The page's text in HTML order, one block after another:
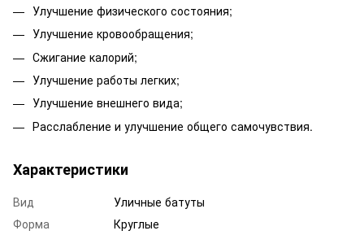
Улучшение физического состояния;
Улучшение кровообращения;
Сжигание калорий;
Улучшение работы легких;
Улучшение внешнего вида;
Расслабление и улучшение общего самочувствия.
Характеристики
Вид
Уличные батуты
Форма
Круглые